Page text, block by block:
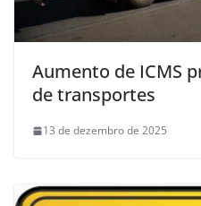
Aumento de ICMS
de transportes
13 de dezembro de 2025